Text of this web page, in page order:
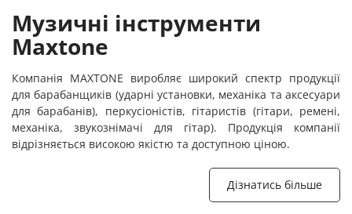
Музичні інструменти
Maxtone
Компанія MAXTONE виробляє широкий спектр продукції
для барабанщиків (ударні установки, механіка та аксесуари
для барабанів), перкусіоністів, гітаристів (гітари, ремені,
механіка, звукознімачі для гітар). Продукція компанії
відрізняється високою якістю та доступною ціною.
Дізнатись більше